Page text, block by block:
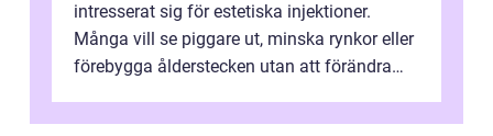
intresserat sig för estetiska injektioner.
Många vill se piggare ut, minska rynkor eller
förebygga ålderstecken utan att förändra